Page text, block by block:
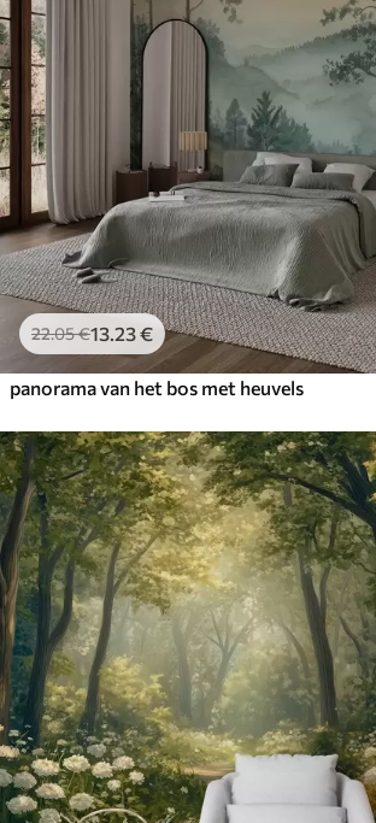
22.05€13 .23€
panorama van het bos met heuvels